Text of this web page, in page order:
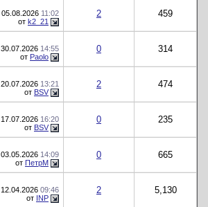
05.08.2026 11:02
от k2_21
2 459
30.07.2026 14:55
от Paolo
0 314
20.07.2026 13:21
от BSV
2 474
17.07.2026 16:20
от BSV
0 235
03.05.2026 14:09
от ПетрМ
0 665
12.04.2026 09:46
от INP
2 5,130